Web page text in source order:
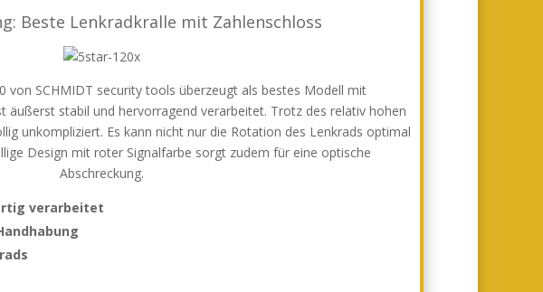
Beste Lenkradkralle mit Zahlenschloss
von SCHMIDT security tools überzeugt als bestes Modell mit
äußerst stabil und hervorragend verarbeitet. Trotz des relativ hohen
unkompliziert. Es kann nicht nur die Rotation des Lenkrads optimal
Design mit roter Signalfarbe sorgt zudem für eine optische
Abschreckung.
verarbeitet